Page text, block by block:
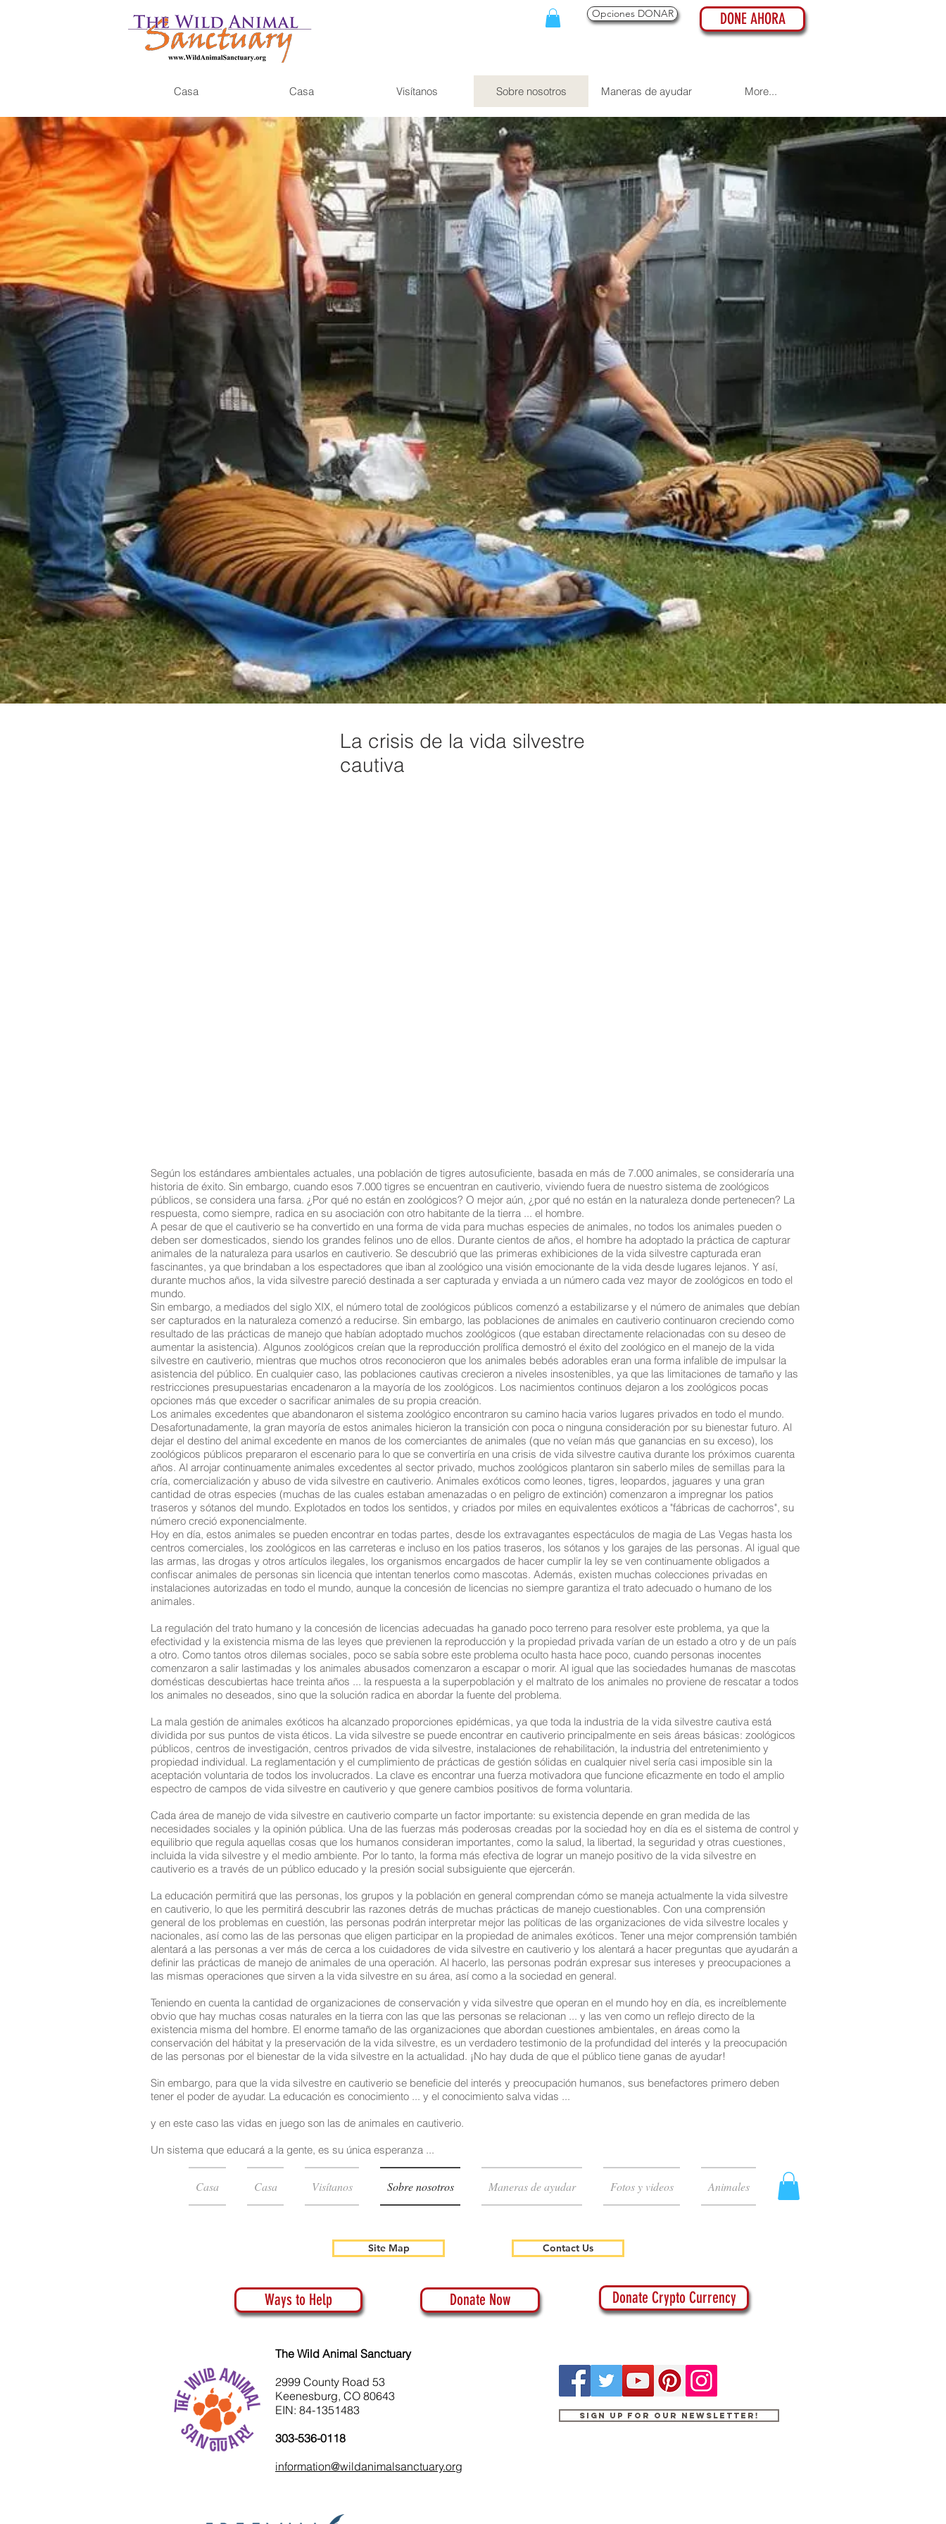
Opciones DONAR DONE AHORA
Casa Casa Visítanos Sobre nosotros Maneras de ayudar More...
La crisis de la vida silvestre
cautiva
Según los estándares ambientales actuales, una población de tigres autosuficiente, basada en más de 7.000 animales, se consideraría una
historia de éxito. Sin embargo, cuando esos 7.000 tigres se encuentran en cautiverio, viviendo fuera de nuestro sistema de zoológicos
públicos, se considera una farsa. ¿Por qué no están en zoológicos? O mejor aún, ¿por qué no están en la naturaleza donde pertenecen? La
respuesta, como siempre, radica en su asociación con otro habitante de la tierra ... el hombre.
A pesar de que el cautiverio se ha convertido en una forma de vida para muchas especies de animales, no todos los animales pueden o
deben ser domesticados, siendo los grandes felinos uno de ellos. Durante cientos de años, el hombre ha adoptado la práctica de capturar
animales de la naturaleza para usarlos en cautiverio. Se descubrió que las primeras exhibiciones de la vida silvestre capturada eran
fascinantes, ya que brindaban a los espectadores que iban al zoológico una visión emocionante de la vida desde lugares lejanos. Y así,
durante muchos años, la vida silvestre pareció destinada a ser capturada y enviada a un número cada vez mayor de zoológicos en todo el
mundo.
Sin embargo, a mediados del siglo XIX, el número total de zoológicos públicos comenzó a estabilizarse y el número de animales que debían
ser capturados en la naturaleza comenzó a reducirse. Sin embargo, las poblaciones de animales en cautiverio continuaron creciendo como
resultado de las prácticas de manejo que habían adoptado muchos zoológicos (que estaban directamente relacionadas con su deseo de
aumentar la asistencia). Algunos zoológicos creían que la reproducción prolífica demostró el éxito del zoológico en el manejo de la vida
silvestre en cautiverio, mientras que muchos otros reconocieron que los animales bebés adorables eran una forma infalible de impulsar la
asistencia del público. En cualquier caso, las poblaciones cautivas crecieron a niveles insostenibles, ya que las limitaciones de tamaño y las
restricciones presupuestarias encadenaron a la mayoría de los zoológicos. Los nacimientos continuos dejaron a los zoológicos pocas
opciones más que exceder o sacrificar animales de su propia creación.
Los animales excedentes que abandonaron el sistema zoológico encontraron su camino hacia varios lugares privados en todo el mundo.
Desafortunadamente, la gran mayoría de estos animales hicieron la transición con poca o ninguna consideración por su bienestar futuro. Al
dejar el destino del animal excedente en manos de los comerciantes de animales (que no veían más que ganancias en su exceso), los
zoológicos públicos prepararon el escenario para lo que se convertiría en una crisis de vida silvestre cautiva durante los próximos cuarenta
años. Al arrojar continuamente animales excedentes al sector privado, muchos zoológicos plantaron sin saberlo miles de semillas para la
cría, comercialización y abuso de vida silvestre en cautiverio. Animales exóticos como leones, tigres, leopardos, jaguares y una gran
cantidad de otras especies (muchas de las cuales estaban amenazadas o en peligro de extinción) comenzaron a impregnar los patios
traseros y sótanos del mundo. Explotados en todos los sentidos, y criados por miles en equivalentes exóticos a "fábricas de cachorros", su
número creció exponencialmente.
Hoy en día, estos animales se pueden encontrar en todas partes, desde los extravagantes espectáculos de magia de Las Vegas hasta los
centros comerciales, los zoológicos en las carreteras e incluso en los patios traseros, los sótanos y los garajes de las personas. Al igual que
las armas, las drogas y otros artículos ilegales, los organismos encargados de hacer cumplir la ley se ven continuamente obligados a
confiscar animales de personas sin licencia que intentan tenerlos como mascotas. Además, existen muchas colecciones privadas en
instalaciones autorizadas en todo el mundo, aunque la concesión de licencias no siempre garantiza el trato adecuado o humano de los
animales.
La regulación del trato humano y la concesión de licencias adecuadas ha ganado poco terreno para resolver este problema, ya que la
efectividad y la existencia misma de las leyes que previenen la reproducción y la propiedad privada varían de un estado a otro y de un país
a otro. Como tantos otros dilemas sociales, poco se sabía sobre este problema oculto hasta hace poco, cuando personas inocentes
comenzaron a salir lastimadas y los animales abusados comenzaron a escapar o morir. Al igual que las sociedades humanas de mascotas
domésticas descubiertas hace treinta años ... la respuesta a la superpoblación y el maltrato de los animales no proviene de rescatar a todos
los animales no deseados, sino que la solución radica en abordar la fuente del problema.
La mala gestión de animales exóticos ha alcanzado proporciones epidémicas, ya que toda la industria de la vida silvestre cautiva está
dividida por sus puntos de vista éticos. La vida silvestre se puede encontrar en cautiverio principalmente en seis áreas básicas: zoológicos
públicos, centros de investigación, centros privados de vida silvestre, instalaciones de rehabilitación, la industria del entretenimiento y
propiedad individual. La reglamentación y el cumplimiento de prácticas de gestión sólidas en cualquier nivel sería casi imposible sin la
aceptación voluntaria de todos los involucrados. La clave es encontrar una fuerza motivadora que funcione eficazmente en todo el amplio
espectro de campos de vida silvestre en cautiverio y que genere cambios positivos de forma voluntaria.
Cada área de manejo de vida silvestre en cautiverio comparte un factor importante: su existencia depende en gran medida de las
necesidades sociales y la opinión pública. Una de las fuerzas más poderosas creadas por la sociedad hoy en día es el sistema de control y
equilibrio que regula aquellas cosas que los humanos consideran importantes, como la salud, la libertad, la seguridad y otras cuestiones,
incluida la vida silvestre y el medio ambiente. Por lo tanto, la forma más efectiva de lograr un manejo positivo de la vida silvestre en
cautiverio es a través de un público educado y la presión social subsiguiente que ejercerán.
La educación permitirá que las personas, los grupos y la población en general comprendan cómo se maneja actualmente la vida silvestre
en cautiverio, lo que les permitirá descubrir las razones detrás de muchas prácticas de manejo cuestionables. Con una comprensión
general de los problemas en cuestión, las personas podrán interpretar mejor las políticas de las organizaciones de vida silvestre locales y
nacionales, así como las de las personas que eligen participar en la propiedad de animales exóticos. Tener una mejor comprensión también
alentará a las personas a ver más de cerca a los cuidadores de vida silvestre en cautiverio y los alentará a hacer preguntas que ayudarán a
definir las prácticas de manejo de animales de una operación. Al hacerlo, las personas podrán expresar sus intereses y preocupaciones a
las mismas operaciones que sirven a la vida silvestre en su área, así como a la sociedad en general.
Teniendo en cuenta la cantidad de organizaciones de conservación y vida silvestre que operan en el mundo hoy en día, es increíblemente
obvio que hay muchas cosas naturales en la tierra con las que las personas se relacionan ... y las ven como un reflejo directo de la
existencia misma del hombre. El enorme tamaño de las organizaciones que abordan cuestiones ambientales, en áreas como la
conservación del hábitat y la preservación de la vida silvestre, es un verdadero testimonio de la profundidad del interés y la preocupación
de las personas por el bienestar de la vida silvestre en la actualidad. ¡No hay duda de que el público tiene ganas de ayudar!
Sin embargo, para que la vida silvestre en cautiverio se beneficie del interés y preocupación humanos, sus benefactores primero deben
tener el poder de ayudar. La educación es conocimiento ... y el conocimiento salva vidas ...
y en este caso las vidas en juego son las de animales en cautiverio.
Un sistema que educará a la gente, es su única esperanza ...
Casa Casa Visítanos Sobre nosotros Maneras de ayudar Fotos y videos Animales
Site Map Contact Us
Ways to Help Donate Now Donate Crypto Currency
The Wild Animal Sanctuary
2999 County Road 53
Keenesburg, CO 80643
EIN: 84-1351483
303-536-0118
information@wildanimalsanctuary.org
Sign up for our newsletter!